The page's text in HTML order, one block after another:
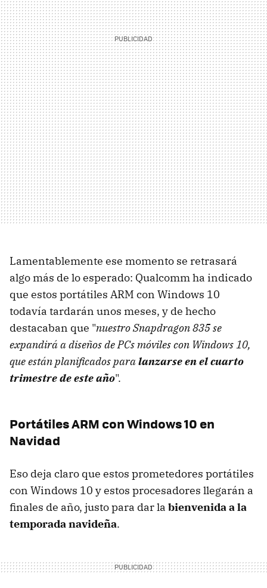
Lamentablemente ese momento se retrasará
algo más de lo esperado: Qualcomm ha indicado
que estos portátiles ARM con Windows 10
todavía tardarán unos meses, y de hecho
destacaban que "nuestro Snapdragon 835 se
expandirá a diseños de PCs móviles con Windows 10,
que están planificados paralanzarse en el cuarto
trimestre de este año".
Portátiles ARM con Windows 10 en
Navidad
Eso deja claro que estos prometedores portátiles
con Windows 10 y estos procesadores llegarán a
finales de año, justo para dar la bienvenida a la
temporada navideña.